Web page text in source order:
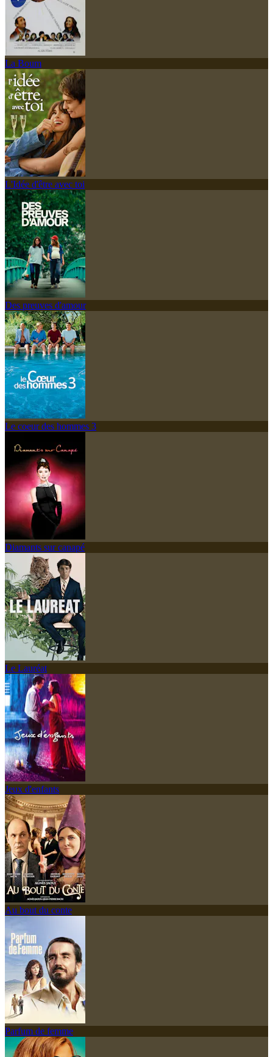
La Boum
L'Idée d'être avec toi
Des preuves d'amour
Le coeur des hommes 3
Diamants sur canapé
Le Lauréat
Jeux d'enfants
Au bout du conte
Parfum de femme